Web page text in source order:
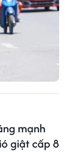
mạnh
giật cấp 8